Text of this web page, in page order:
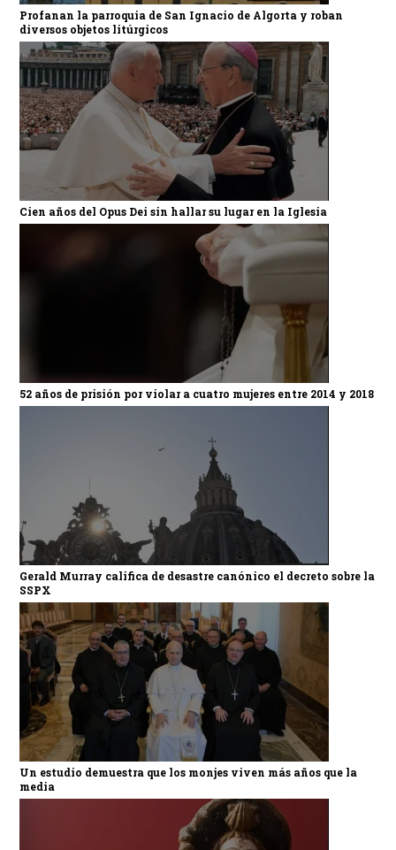
Profanan la parroquia de San Ignacio de Algorta y roban
diversos objetos litúrgicos
Cien años del Opus Dei sin hallar su lugar en la Iglesia
52 años de prisión por violar a cuatro mujeres entre 2014 y 2018
Gerald Murray califica de desastre canónico el decreto sobre la
SSPX
Un estudio demuestra que los monjes viven más años que la
media